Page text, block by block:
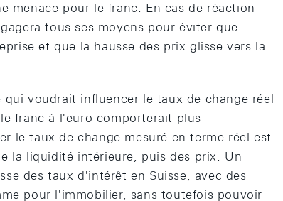
menace pour le franc. En cas de réaction
tous ses moyens pour éviter que
et que la hausse des prix glisse vers la
voudrait influencer le taux de change réel
franc à l'euro comporterait plus
le taux de change mesuré en terme réel est
la liquidité intérieure, puis des prix. Un
des taux d'intérêt en Suisse, avec des
pour l'immobilier, sans toutefois pouvoir